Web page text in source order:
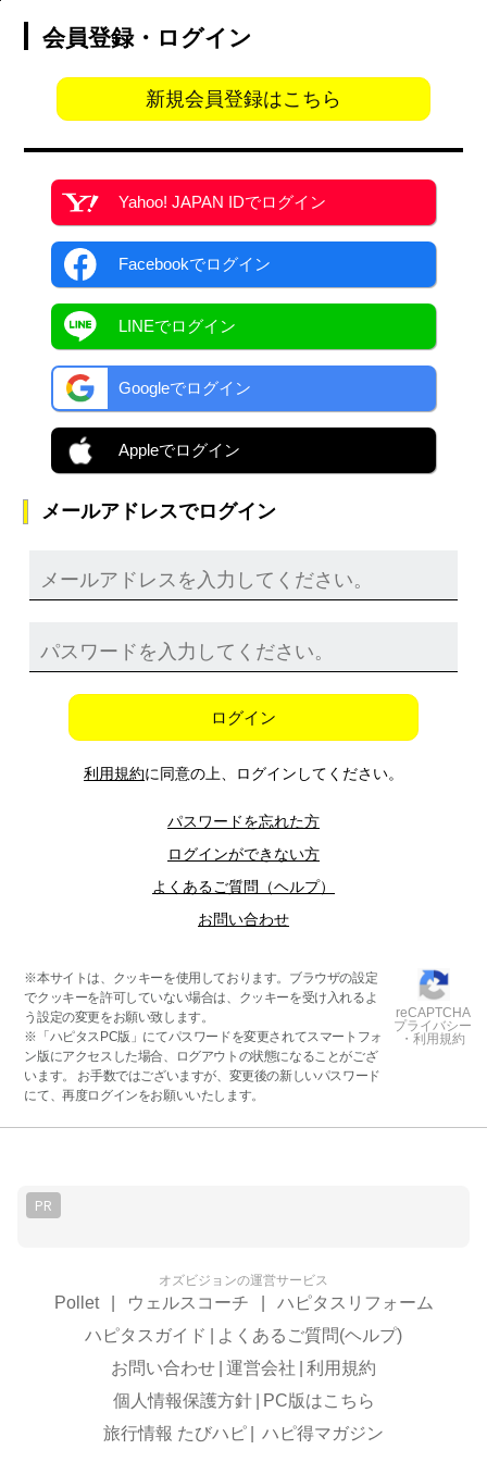
会員登録・ログイン
新規会員登録はこちら
Yahoo! JAPAN IDでログイン
Facebookでログイン
LINEでログイン
Googleでログイン
Appleでログイン
メールアドレスでログイン
ログイン
利用規約に同意の上、ログインしてください。
パスワードを忘れた方
ログインができない方
よくあるご質問（ヘルプ）
お問い合わせ
※本サイトは、クッキーを使用しております。ブラウザの設定
でクッキーを許可していない場合は、クッキーを受け入れるよ
う設定の変更をお願い致します。
※「ハピタスPC版」にてパスワードを変更されてスマートフォ
ン版にアクセスした場合、ログアウトの状態になることがござ
います。 お手数ではございますが、変更後の新しいパスワード
にて、再度ログインをお願いいたします。
reCAPTCHA
プライバシー
・利用規約
PR
オズビジョンの運営サービス
Pollet ウェルスコーチ
ハピタスリフォーム
ハピタスガイド
よくあるご質問(ヘルプ)
お問い合わせ 運営会社
利用規約
個人情報保護方針
PC版はこちら
旅行情報 たびハピ
ハピ得マガジン